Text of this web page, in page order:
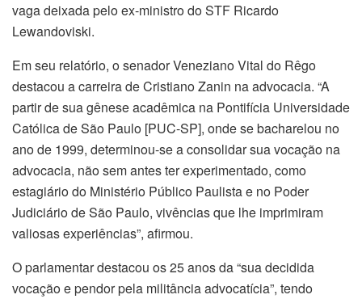
vaga deixada pelo ex-ministro do STF Ricardo
Lewandoviski.
Em seu relatório, o senador Veneziano Vital do Rêgo
destacou a carreira de Cristiano Zanin na advocacia. “A
partir de sua gênese acadêmica na Pontifícia Universidade
Católica de São Paulo [PUC-SP], onde se bacharelou no
ano de 1999, determinou-se a consolidar sua vocação na
advocacia, não sem antes ter experimentado, como
estagiário do Ministério Público Paulista e no Poder
Judiciário de São Paulo, vivências que lhe imprimiram
valiosas experiências”, afirmou.
O parlamentar destacou os 25 anos da “sua decidida
vocação e pendor pela militância advocatícia”, tendo